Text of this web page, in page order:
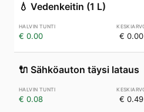
💧 Vedenkeitin (1 L)
€ 0.00 € 0.00
🔌 Sähköauton täysi lataus
€ 0.08 € 0.49